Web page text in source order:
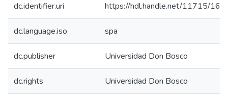
dc.identifier.uri https://hdl.handle.net/11715/
dc.language.iso spa
dc.publisher Universidad Don Bosco
dc.rights Universidad Don Bosco